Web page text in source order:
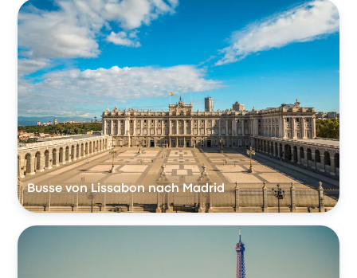
Busse von Lissabon nach Madrid